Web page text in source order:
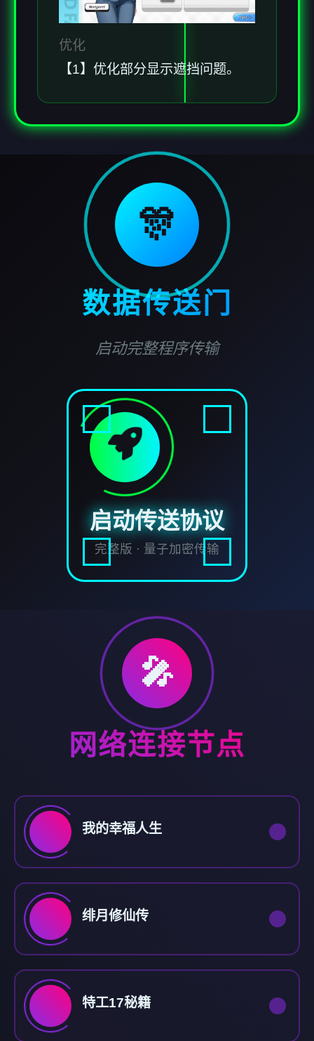
优化
【1】优化部分显示遮挡问题。
🎊
数据传送门
启动完整程序传输
启动传送协议
完整版 · 量子加密传输
🎤
网络连接节点
我的幸福人生
绯月修仙传
特工17秘籍